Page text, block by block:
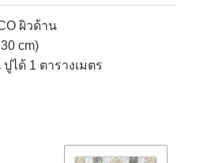
ผิวด้าน
cm)
ได้ 1 ตารางเมตร